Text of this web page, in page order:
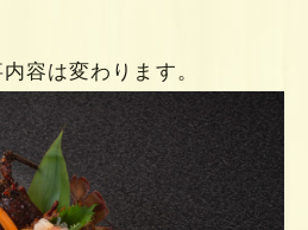
容は変わります。